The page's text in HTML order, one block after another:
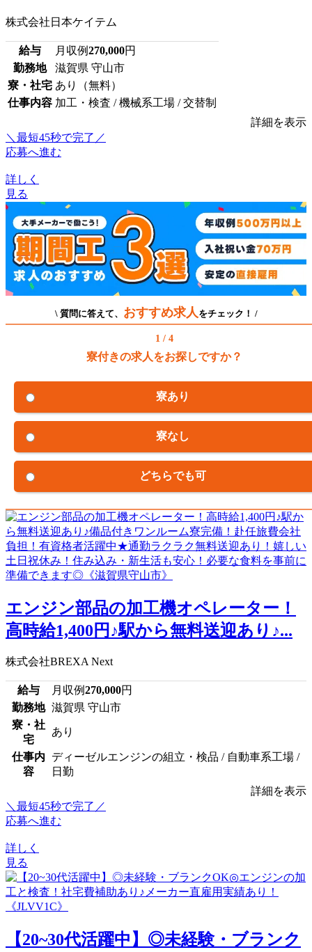
株式会社日本ケイテム
給与 月収例270,000円
勤務地
滋賀県 守山市
寮・社宅 あり（無料）
仕事内容 加工・検査 / 機械系工場 / 交替制
詳細を表示
＼最短45秒で完了／
応募へ進む
詳しく
見る
\ 質問に答えて、 おすすめ求人 をチェック！ /
1 / 4
寮付きの求人をお探しですか？
寮あり
寮なし
どちらでも可
エンジン部品の加工機オペレーター！
高時給1,400円♪駅から無料送迎あり♪...
株式会社BREXA Next
給与 月収例270,000円
勤務地 滋賀県 守山市
寮・社
宅
あり
仕事内
容
ディーゼルエンジンの組立・検品 / 自動車系工場 /
日勤
詳細を表示
＼最短45秒で完了／
応募へ進む
詳しく
見る
【20~30代活躍中】◎未経験・ブランク